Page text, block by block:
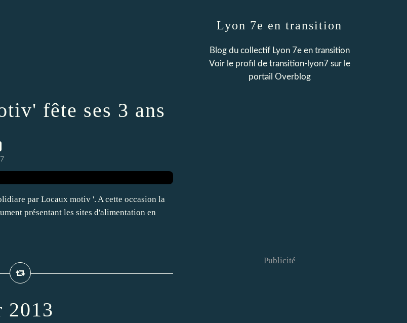
fête ses 3 ans
par Locaux motiv '. A cette occasion la
présentant les sites d'alimentation en
2013
Lyon 7e en transition
Blog du collectif Lyon 7e en transition
Voir le profil de transition-lyon7 sur le
portail Overblog
Publicité